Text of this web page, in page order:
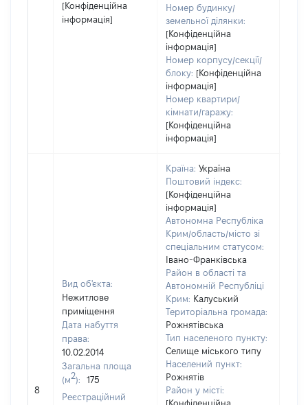
[Конфіденційна
інформація]
Номер будинку/
земельної ділянки:
[Конфіденційна
інформація]
Номер корпусу/секції/
блоку: [Конфіденційна
інформація]
Номер квартири/
кімнати/гаражу:
[Конфіденційна
інформація]
8
Вид об'єкта:
Нежитлове
приміщення
Дата набуття
права:
10.02.2014
Загальна площа
(м2):
175
Реєстраційний
Країна: Україна
Поштовий індекс:
[Конфіденційна
інформація]
Автономна Республіка
Крим/область/місто зі
спеціальним статусом:
Івано-Франківська
Район в області та
Автономній Республіці
Крим: Калуський
Територіальна громада:
Рожнятівська
Тип населеного пункту:
Селище міського типу
Населений пункт:
Рожнятів
Район у місті:
[Конфіденційна